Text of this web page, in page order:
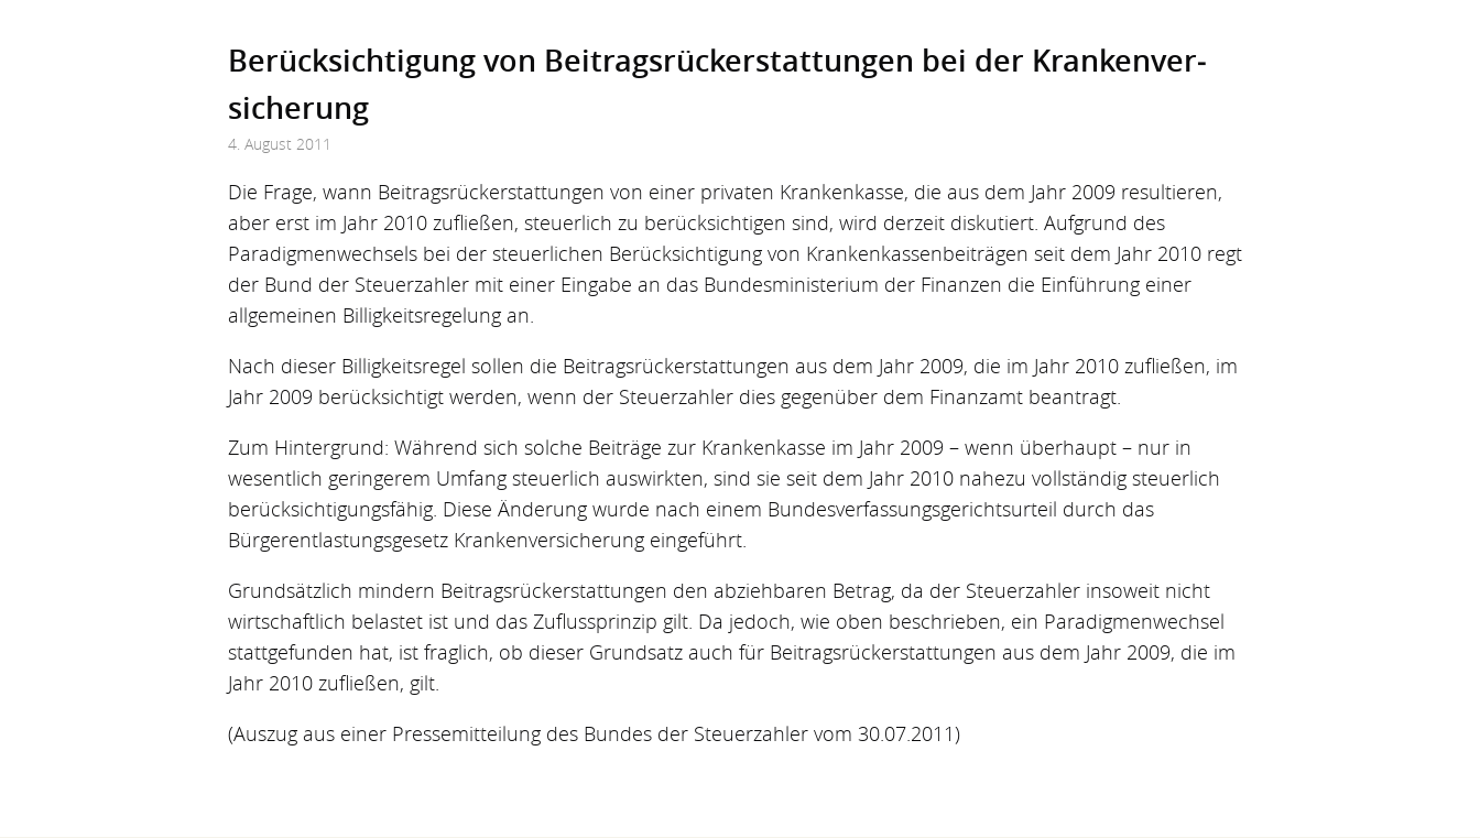
Berücksichtigung von Beitragsrück­erstattungen bei der Krankenver­
sicherung
4. August 2011
Die Frage, wann Beitragsrückerstattungen von einer privaten Krankenkasse, die aus dem Jahr 2009 resultieren,
aber erst im Jahr 2010 zufließen, steuerlich zu berücksichtigen sind, wird derzeit diskutiert. Aufgrund des
Paradigmenwechsels bei der steuerlichen Berücksichtigung von Krankenkassenbeiträgen seit dem Jahr 2010 regt
der Bund der Steuerzahler mit einer Eingabe an das Bundesministerium der Finanzen die Einführung einer
allgemeinen Billigkeitsregelung an.
Nach dieser Billigkeitsregel sollen die Beitragsrückerstattungen aus dem Jahr 2009, die im Jahr 2010 zufließen, im
Jahr 2009 berücksichtigt werden, wenn der Steuerzahler dies gegenüber dem Finanzamt beantragt.
Zum Hintergrund: Während sich solche Beiträge zur Krankenkasse im Jahr 2009 – wenn überhaupt – nur in
wesentlich geringerem Umfang steuerlich auswirkten, sind sie seit dem Jahr 2010 nahezu vollständig steuerlich
berücksichtigungsfähig. Diese Änderung wurde nach einem Bundesverfassungsgerichtsurteil durch das
Bürgerentlastungsgesetz Krankenversicherung eingeführt.
Grundsätzlich mindern Beitragsrückerstattungen den abziehbaren Betrag, da der Steuerzahler insoweit nicht
wirtschaftlich belastet ist und das Zuflussprinzip gilt. Da jedoch, wie oben beschrieben, ein Paradigmenwechsel
stattgefunden hat, ist fraglich, ob dieser Grundsatz auch für Beitragsrückerstattungen aus dem Jahr 2009, die im
Jahr 2010 zufließen, gilt.
(Auszug aus einer Pressemitteilung des Bundes der Steuerzahler vom 30.07.2011)